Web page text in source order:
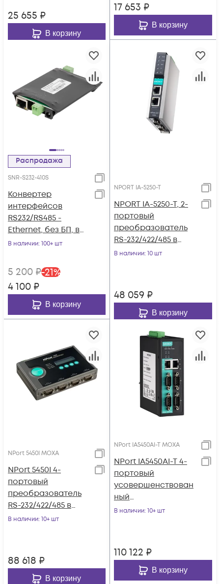
температур MOXA
25 655 ₽
В корзину
17 653 ₽
В корзину
Распродажа
SNR-S232-410S
Конвертер
интерфейсов
RS232/RS485 -
Ethernet, без БП, в
термоусадке, доп.
В наличии: 100+ шт
5 200 ₽-21%
4 100 ₽
В корзину
NPORT IA-5250-T
NPORT IA-5250-T, 2-
портовый
преобразователь
RS-232/422/485 в
Ethernet с
В наличии: 10 шт
48 059 ₽
В корзину
NPort 5450I MOXA
NPort 5450I 4-
портовый
преобразователь
RS-232/422/485 в
Ethernet c
В наличии: 10+ шт
88 618 ₽
В корзину
NPort IA5450AI-T MOXA
NPort IA5450AI-T 4-
портовый
усовершенствован
ный
преобразователь
расширенным
диапазоном
температур MOXA
В наличии: 10+ шт
110 122 ₽
В корзину